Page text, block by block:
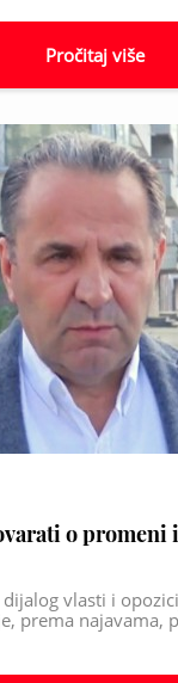
Pročitaj više
o promeni
dijalog vlasti i
prema najavama,